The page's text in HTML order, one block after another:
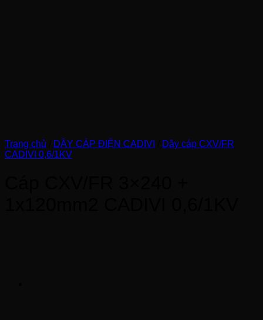
Trang chủ DÂY CÁP ĐIỆN CADIVI
Dây cáp CXV/FR
CADIVI 0,6/1KV